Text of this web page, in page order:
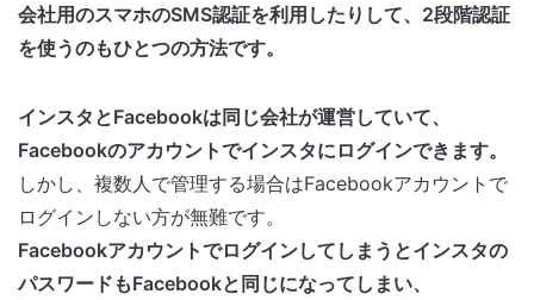
会社用のスマホのSMS認証を利用したりして、2段階認証
を使うのもひとつの方法です。
インスタとFacebookは同じ会社が運営していて、
Facebookのアカウントでインスタにログインできます。
しかし、複数人で管理する場合はFacebookアカウントで
ログインしない方が無難です。
Facebookアカウントでログインしてしまうとインスタの
パスワードもFacebookと同じになってしまい、